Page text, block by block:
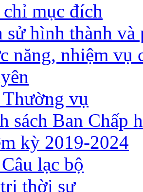
mục đích
sử hình thành và
năng, nhiệm vụ
vụ
sách Ban Chấp
kỳ 2019-2024
lạc bộ
thời sự